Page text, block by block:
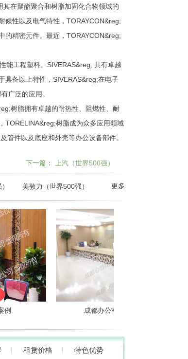
在聚酯聚合和树脂加固化合物领域的
候性以及电气特性，TORAYCON&reg;
的精密元件。最近，TORAYCON&reg;
工程塑料。SIVERAS&reg; 具有卓越
具备以上特性，SIVERAS&reg;在电子
广泛的应用。
树脂拥有卓越的耐热性、阻燃性、耐
TORELINA&reg;树脂成为众多应用领域
管件以及底座和外壳等办公设备部件。
下一篇： 上汽（世界500强）
美敦力（世界500强） 更多
成都办公室植物租赁案例
租赁价格 特色优势